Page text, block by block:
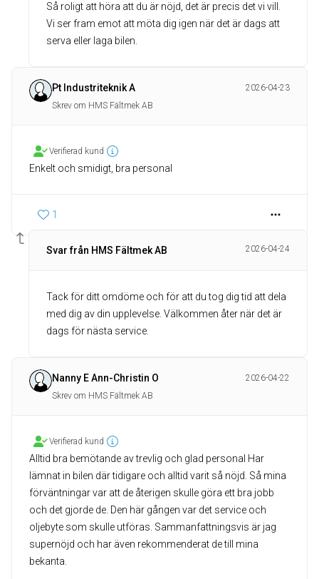
Så roligt att höra att du är nöjd, det är precis det vi vill.
Vi ser fram emot att möta dig igen när det är dags att
serva eller laga bilen.
Pt Industriteknik A
2026-04-23
Skrev om HMS Fältmek AB
Verifierad kund
Enkelt och smidigt, bra personal
1
Svar från HMS Fältmek AB 2026-04-24
Tack för ditt omdöme och för att du tog dig tid att dela
med dig av din upplevelse. Välkommen åter när det är
dags för nästa service.
Nanny E Ann-Christin O
2026-04-22
Skrev om HMS Fältmek AB
Verifierad kund
Alltid bra bemötande av trevlig och glad personal Har
lämnat in bilen där tidigare och alltid varit så nöjd. Så mina
förväntningar var att de återigen skulle göra ett bra jobb
och det gjorde de. Den här gången var det service och
oljebyte som skulle utföras. Sammanfattningsvis är jag
supernöjd och har även rekommenderat de till mina
bekanta.